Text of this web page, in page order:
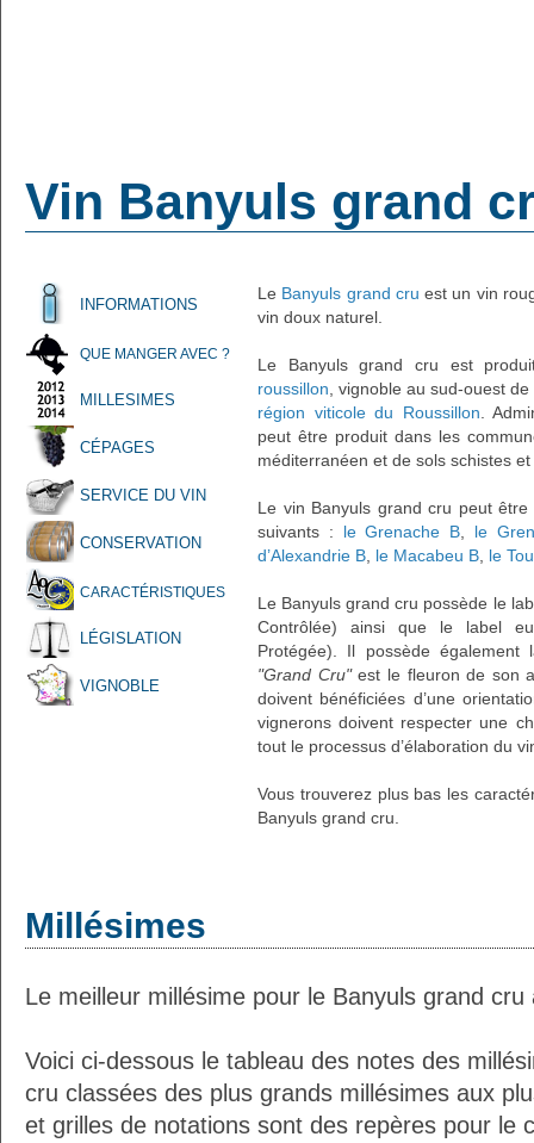
Vin Banyuls grand
INFORMATIONS
QUE MANGER AVEC ?
MILLESIMES
CÉPAGES
SERVICE DU VIN
CONSERVATION
CARACTÉRISTIQUES
LÉGISLATION
VIGNOBLE
Le Banyuls grand cru est un vin
vin doux naturel.
Le Banyuls grand cru est
roussillon , vignoble au sud-ouest
région viticole du Roussillon .
peut être produit dans les
méditerranéen et de sols schistes
Le vin Banyuls grand cru peut
suivants : le Grenache B
le
d’Alexandrie B le Macabeu B le
Le Banyuls grand cru possède le
Contrôlée) ainsi que le label
Protégée). Il possède
"Grand Cru"est le fleuron de son
doivent bénéficiées d’une
vignerons doivent respecter une
tout le processus d’élaboration du
Vous trouverez plus bas les
Banyuls grand cru.
Millésimes
Le meilleur millésime pour le Banyuls grand
Voici ci-dessous le tableau des notes des
cru classées des plus grands millésimes aux
et grilles de notations sont des repères pour le